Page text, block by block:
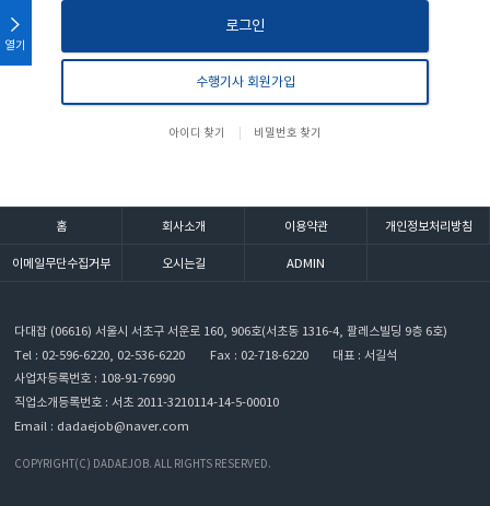
열기
로그인
수행기사 회원가입
아이디 찾기 비밀번호 찾기
홈 회사소개 이용약관 개인정보처리방침
이메일무단수집거부 오시는길 ADMIN
다대잡 (06616) 서울시 서초구 서운로 160, 906호(서초동 1316-4, 팔레스빌딩 9층 6호)
Tel : 02-596-6220, 02-536-6220
Fax : 02-718-6220
대표 : 서길석
사업자등록번호 : 108-91-76990
직업소개등록번호 : 서초 2011-3210114-14-5-00010
Email : dadaejob@naver.com
COPYRIGHT(C) DADAEJOB. ALL RIGHTS RESERVED.